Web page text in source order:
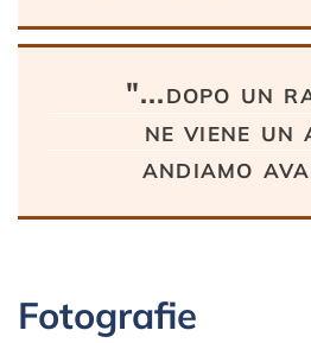
"...dopo un
ne viene
andiamo
Fotografie